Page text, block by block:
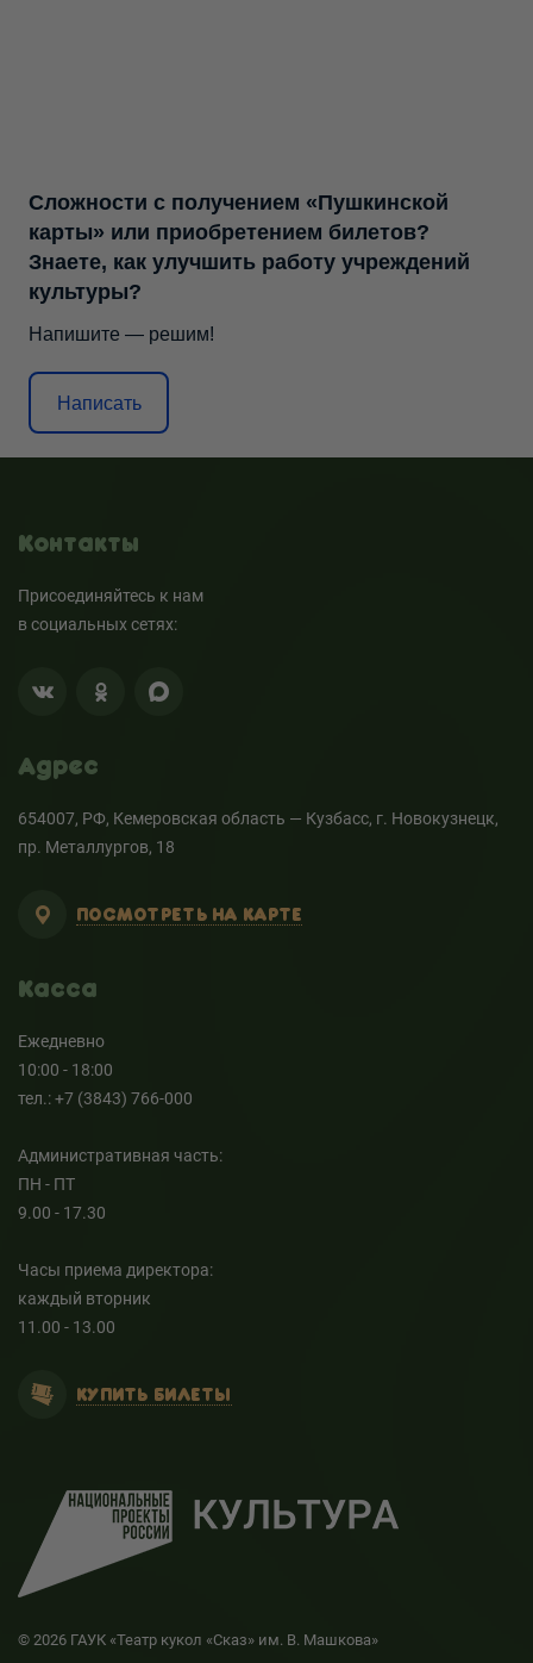
Сложности с получением «Пушкинской
карты» или приобретением билетов?
Знаете, как улучшить работу учреждений
культуры?
Напишите — решим!
Написать
Контакты
Присоединяйтесь к нам
в социальных сетях:
Адрес
654007, РФ, Кемеровская область — Кузбасс, г. Новокузнецк,
пр. Металлургов, 18
ПОСМОТРЕТЬ НА КАРТЕ
Касса
Ежедневно
10:00 - 18:00
тел.: +7 (3843) 766-000
Административная часть:
ПН - ПТ
9.00 - 17.30
Часы приема директора:
каждый вторник
11.00 - 13.00
КУПИТЬ БИЛЕТЫ
© 2026 ГАУК «Театр кукол «Сказ» им. В. Машкова»